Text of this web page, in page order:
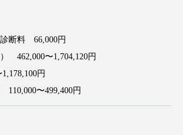
断料 66,000円
462,000〜1,704,120円
円
〜499,400円